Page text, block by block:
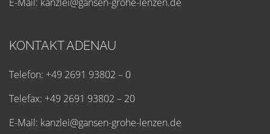
KONTAKT ADENAU
Telefon: +49 2691 93802 – 0
Telefax: +49 2691 93802 – 20
E-Mail: kanzlei@gansen-grohe-lenzen.de